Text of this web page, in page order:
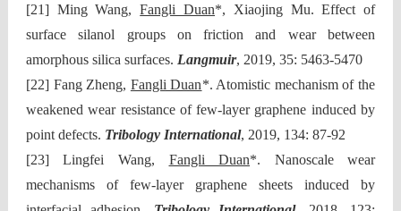
[21] Ming Wang,Fangli Duan*, Xiaojing Mu. Effect of
surface silanol groups on friction and wear between
amorphous silica surfaces. Langmuir, 2019, 35: 5463-5470
[22] Fang Zheng, Fangli Duan*. Atomistic mechanism of the
weakened wear resistance of few-layer graphene induced by
point defects. Tribology International, 2019, 134: 87-92
[23] Lingfei Wang, Fangli Duan*. Nanoscale wear
mechanisms of few-layer graphene sheets induced by